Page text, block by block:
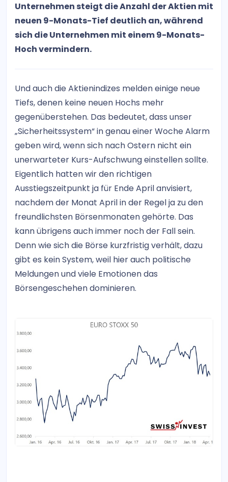
Unternehmen steigt die Anzahl der Aktien mit
neuen 9-Monats-Tief deutlich an, während
sich die Unternehmen mit einem 9-Monats-
Hoch vermindern.
Und auch die Aktienindizes melden einige neue
Tiefs, denen keine neuen Hochs mehr
gegenüberstehen. Das bedeutet, dass unser
„Sicherheitssystem“ in genau einer Woche Alarm
geben wird, wenn sich nach Ostern nicht ein
unerwarteter Kurs-Aufschwung einstellen sollte.
Eigentlich hatten wir den richtigen
Ausstiegszeitpunkt ja für Ende April anvisiert,
nachdem der Monat April in der Regel ja zu den
freundlichsten Börsenmonaten gehörte. Das
kann übrigens auch immer noch der Fall sein.
Denn wie sich die Börse kurzfristig verhält, dazu
gibt es kein System, weil hier auch politische
Meldungen und viele Emotionen das
Börsengeschehen dominieren.